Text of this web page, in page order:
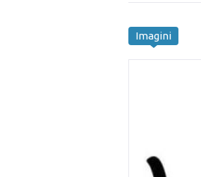
Imagini